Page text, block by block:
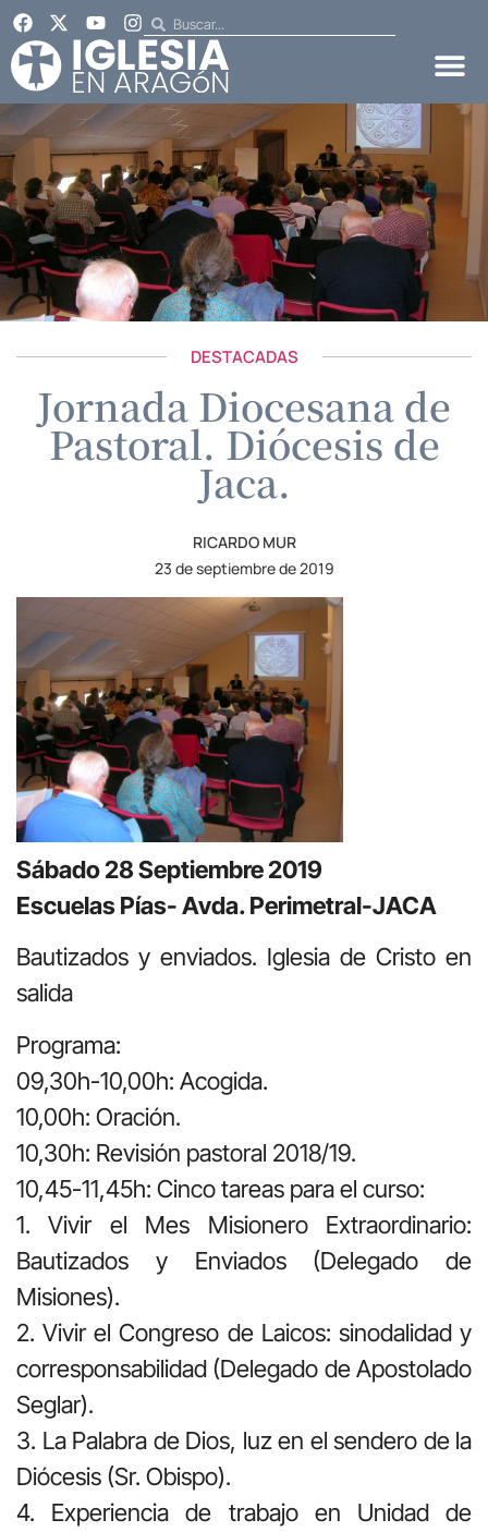
DESTACADAS
Jornada Diocesana de
Pastoral. Diócesis de
Jaca.
RICARDO MUR
23 de septiembre de 2019
Sábado 28 Septiembre 2019
Escuelas Pías- Avda. Perimetral-JACA
Bautizados y enviados. Iglesia de Cristo en
salida
Programa:
09,30h-10,00h: Acogida.
10,00h: Oración.
10,30h: Revisión pastoral 2018/19.
10,45-11,45h: Cinco tareas para el curso:
1. Vivir el Mes Misionero Extraordinario:
Bautizados y Enviados (Delegado de
Misiones).
2. Vivir el Congreso de Laicos: sinodalidad y
corresponsabilidad (Delegado de Apostolado
Seglar).
3. La Palabra de Dios, luz en el sendero de la
Diócesis (Sr. Obispo).
4. Experiencia de trabajo en Unidad de